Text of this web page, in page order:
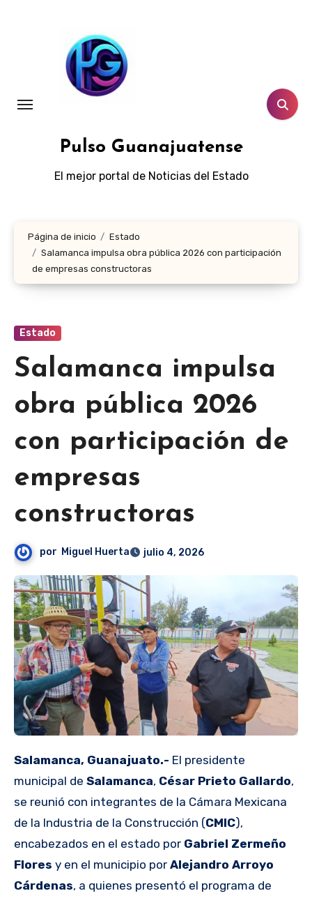
Pulso Guanajuatense
El mejor portal de Noticias del Estado
Página de inicio
Estado
Salamanca impulsa obra pública 2026 con participación
de empresas constructoras
Estado
Salamanca impulsa
obra pública 2026
con participación de
empresas
constructoras
por Miguel Huerta julio 4, 2026
Salamanca, Guanajuato.- El presidente
municipal de Salamanca, César Prieto Gallardo,
se reunió con integrantes de la Cámara Mexicana
de la Industria de la Construcción (CMIC),
encabezados en el estado por Gabriel Zermeño
Flores y en el municipio por Alejandro Arroyo
Cárdenas, a quienes presentó el programa de